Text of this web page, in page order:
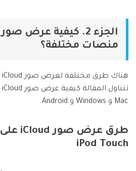
منصات مختلفة؟
Mac و Windows و Android.
iPod Touch